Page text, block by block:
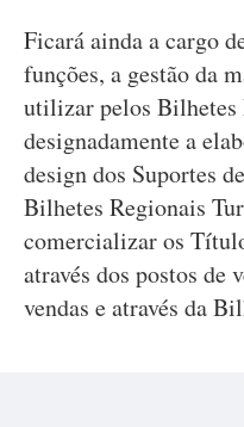
Ficará ainda a cargo
funções, a gestão da
utilizar pelos Bilhetes
designadamente a
design dos Suportes
Bilhetes Regionais
comercializar os
através dos postos de
vendas e através da